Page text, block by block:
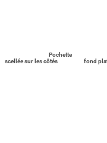
Pochette
scellée sur les côtés
fond